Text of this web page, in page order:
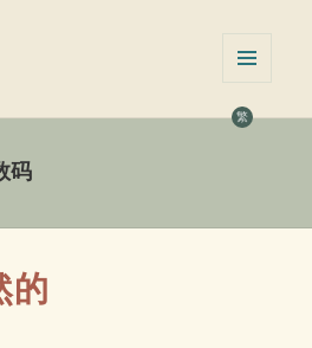
繁
挂件
码
的